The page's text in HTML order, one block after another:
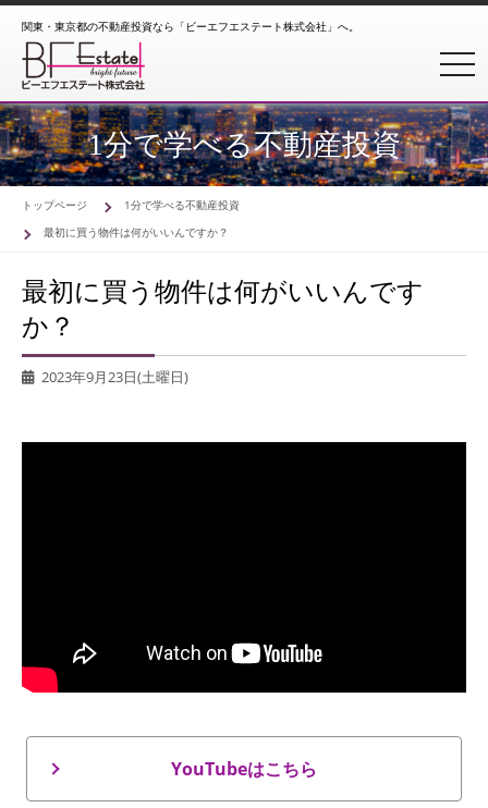
関東・東京都の不動産投資なら「ビーエフエステート株式会社」へ。
1分で学べる不動産投資
トップページ
1分で学べる不動産投資
最初に買う物件は何がいいんですか？
最初に買う物件は何がいいんです
か？
2023年9月23日(土曜日)
YouTubeはこちら